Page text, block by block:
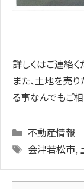
詳しくはご連絡く
また、土地を売
る事なんでもご相
Categories
不動産情報
Tags
会津若松市,